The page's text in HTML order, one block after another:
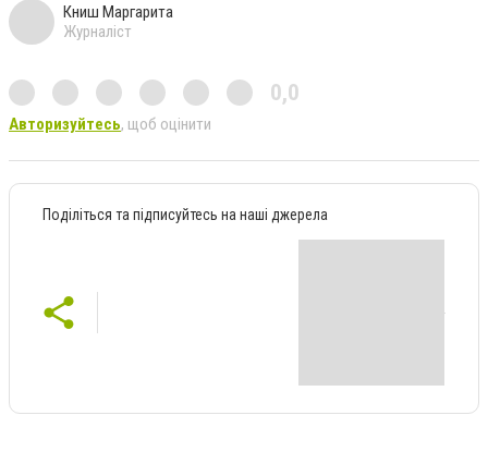
Книш Маргарита
Журналіст
0,0
Авторизуйтесь, щоб оцінити
Поділіться та підписуйтесь на наші джерела